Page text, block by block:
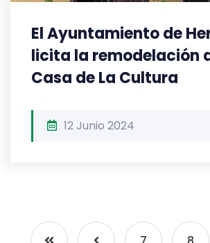
El Ayuntamiento de
licita la remodelación
Casa de La Cultura
12 Junio 2024